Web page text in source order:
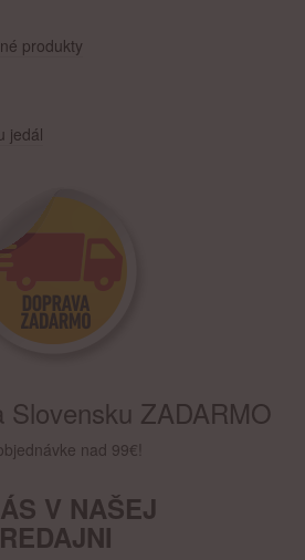
produkty
jedál
Slovensku ZADARMO
nad 99€!
V NAŠEJ